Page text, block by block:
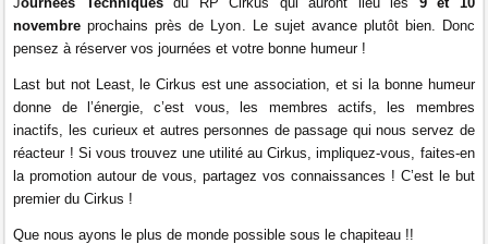
novembre prochains près de Lyon . Le sujet avance plutôt bien. Donc
pensez à réserver vos journées et votre bonne humeur !
Last but not Least, le Cirkus est une association, et si la bonne humeur
donne de l’énergie, c’est vous, les membres actifs, les membres
inactifs, les curieux et autres personnes de passage qui nous servez de
réacteur ! Si vous trouvez une utilité au Cirkus, impliquez-vous, faites-en
la promotion autour de vous, partagez vos connaissances ! C’est le but
premier du Cirkus !
Que nous ayons le plus de monde possible sous le chapiteau !!